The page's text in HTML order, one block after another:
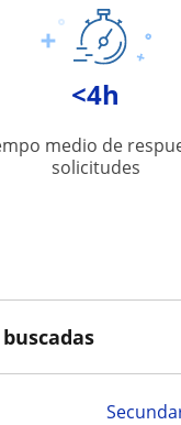
<4h
medio de
solicitudes